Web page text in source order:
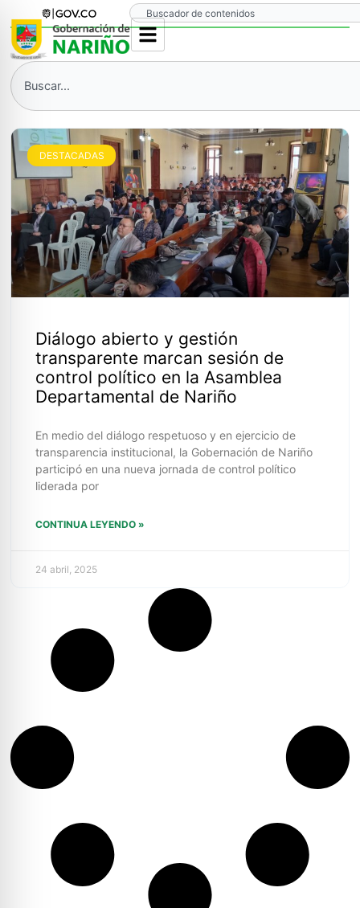
contenido
Search
Search
DESTACADAS
Diálogo abierto y gestión
transparente marcan sesión de
control político en la Asamblea
Departamental de Nariño
En medio del diálogo respetuoso y en ejercicio de
transparencia institucional, la Gobernación de Nariño
participó en una nueva jornada de control político
liderada por
CONTINUA LEYENDO »
24 abril, 2025